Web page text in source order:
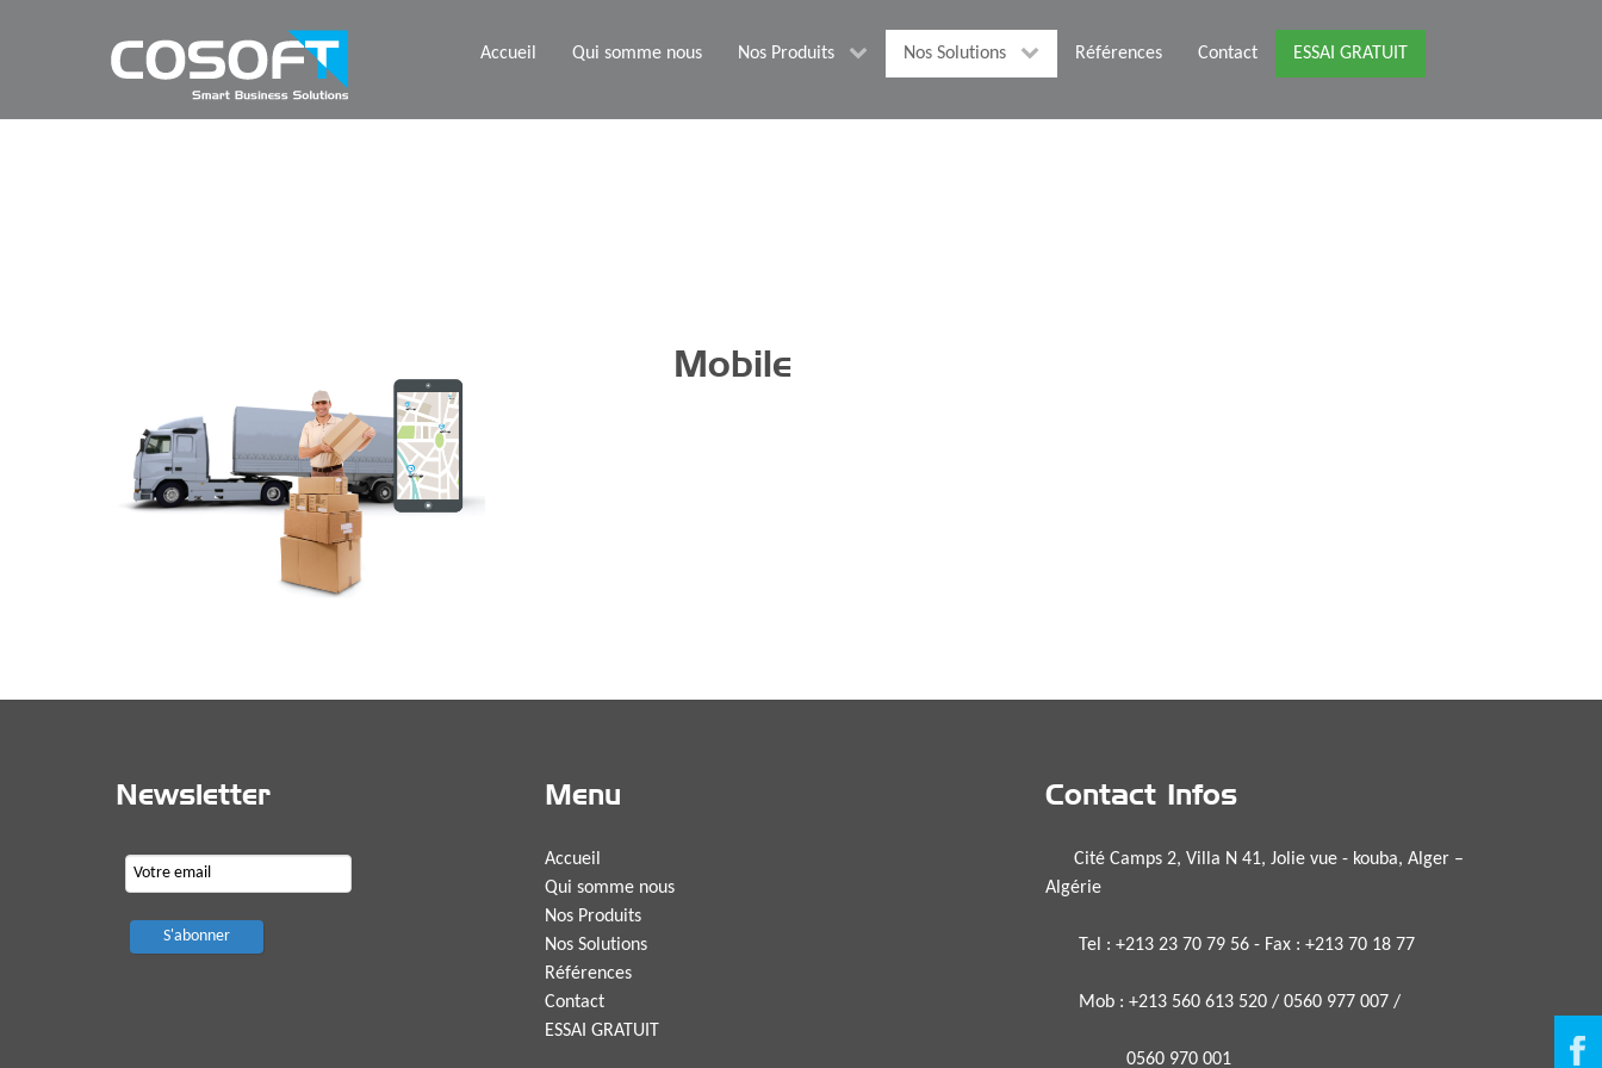
Accueil Qui somme nous Nos Produits Nos Solutions Références Contact ESSAI GRATUIT
Mobile
Newsletter Menu
Accueil
Qui somme nous
Nos Produits
Nos Solutions
Références
Contact
ESSAI GRATUIT
Contact Infos
Cité Camps 2, Villa N 41, Jolie vue - kouba, Alger –
Algérie
Tel : +213 23 70 79 56 - Fax : +213 70 18 77
Mob : +213 560 613 520 / 0560 977 007 /
0560 970 001